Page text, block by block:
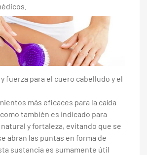
fuerza para el cuero cabelludo y el
más eficaces para la caída
también es indicado para
natural y fortaleza, evitando que se
abran las puntas en forma de
sustancia es sumamente útil